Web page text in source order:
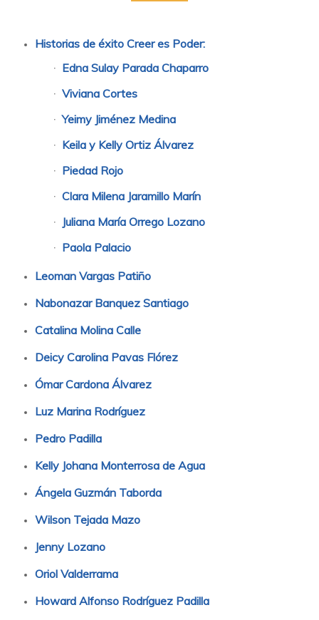
Historias de éxito Creer es Poder:
Edna Sulay Parada Chaparro
Viviana Cortes
Yeimy Jiménez Medina
Keila y Kelly Ortiz Álvarez
Piedad Rojo
Clara Milena Jaramillo Marín
Juliana María Orrego Lozano
Paola Palacio
Leoman Vargas Patiño
Nabonazar Banquez Santiago
Catalina Molina Calle
Deicy Carolina Pavas Flórez
Ómar Cardona Álvarez
Luz Marina Rodríguez
Pedro Padilla
Kelly Johana Monterrosa de Agua
Ángela Guzmán Taborda
Wilson Tejada Mazo
Jenny Lozano
Oriol Valderrama
Howard Alfonso Rodríguez Padilla